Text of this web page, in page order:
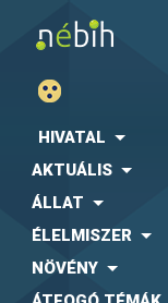
HIVATAL
AKTUÁLIS
ÁLLAT
ÉLELMISZER
NÖVÉNY